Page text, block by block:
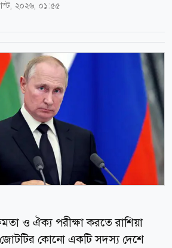
২০২৬, ০১:৫৫
ও ঐক্য পরীক্ষা করতে রাশিয়া
জোটটির কোনো একটি সদস্য দেশে